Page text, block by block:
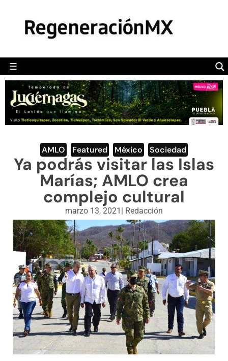
☰
POLÍTICA
CAMALEÓN
OPINIÓN
DEPORTES
ENGLISH SECTION
VIDEOS
AMLO Featured México Sociedad
Ya podrás visitar las Islas
Marías; AMLO crea
complejo cultural
marzo 13, 2021 | Redacción